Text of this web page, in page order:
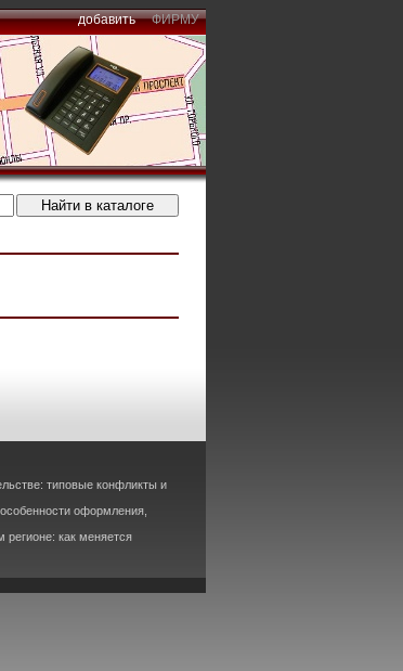
добавить ФИРМУ
типовые конфликты и
оформления,
регионе: как меняется